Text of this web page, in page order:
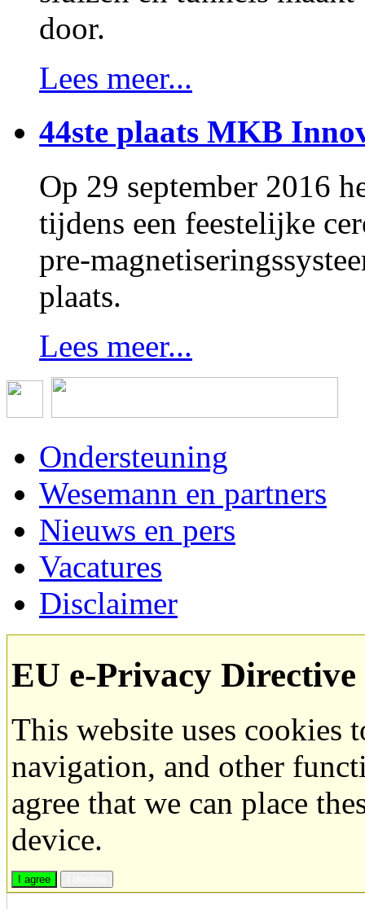
door.
Lees meer...
44ste plaats MKB
Op 29 september 2016
tijdens een feestelijke
pre-
plaats.
Lees meer...
Ondersteuning
Wesemann en partners
Nieuws en pers
Vacatures
Disclaimer
EU e-Privacy Directive
This website uses cookies
navigation, and other
agree that we can place
device.
I agree